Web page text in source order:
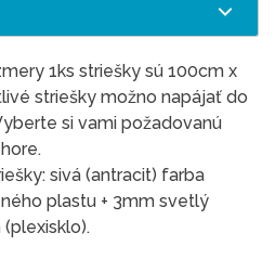
1ks striešky sú 100cm x
striešky možno napájať do
si vami požadovanú
sivá (antracit) farba
plastu + 3mm svetlý